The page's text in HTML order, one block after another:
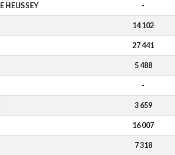
HEUSSEY -
14 102
27 441
5 488
-
3 659
16 007
7 318